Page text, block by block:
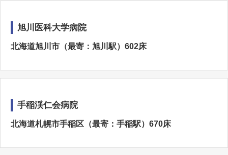
旭川医科大学病院
北海道旭川市（最寄：旭川駅）602床
手稲渓仁会病院
北海道札幌市手稲区（最寄：手稲駅）670床